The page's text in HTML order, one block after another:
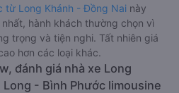
từ Long Khánh - Đồng Nai này
hành khách thường chọn vì
trọng và tiện nghi. Tất nhiên giá
hơn các loại khác.
đánh giá nhà xe Long
- Bình Phước limousine